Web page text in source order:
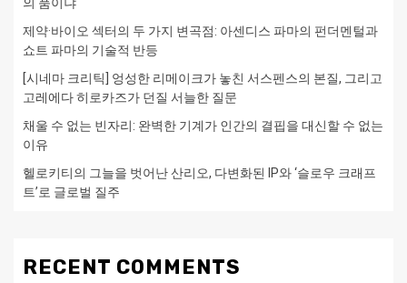
의 품이냐
제약·바이오 섹터의 두 가지 변곡점: 아센디스 파마의 펀더멘털과
쇼트 파마의 기술적 반등
[시네마 크리틱] 엉성한 리메이크가 놓친 서스펜스의 본질, 그리고
고레에다 히로카즈가 던질 서늘한 질문
채울 수 없는 빈자리: 완벽한 기계가 인간의 결핍을 대신할 수 없는
이유
헬로키티의 그늘을 벗어난 산리오, 다변화된 IP와 ‘슬로우 크래프
트’로 글로벌 질주
RECENT COMMENTS